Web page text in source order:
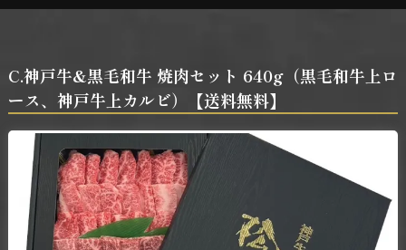
C.神戸牛&黒毛和牛 焼肉セット 640g（黒毛和牛上ロ
ース、神戸牛上カルビ）【送料無料】